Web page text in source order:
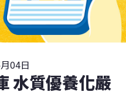
04日
水質優養化嚴